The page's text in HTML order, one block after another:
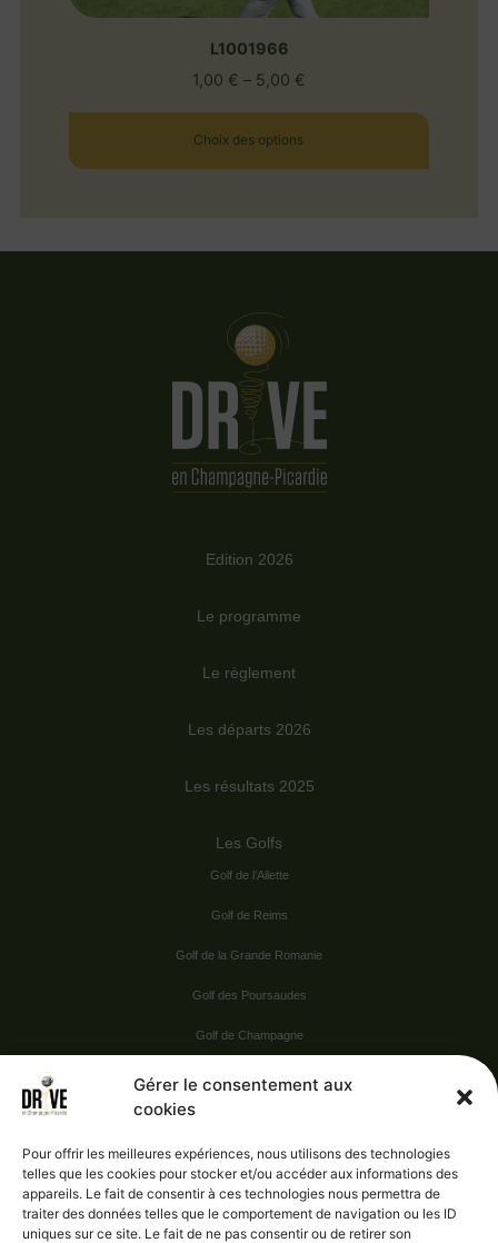
Gérer le consentement aux
cookies
Pour offrir les meilleures expériences, nous utilisons des technologies
telles que les cookies pour stocker et/ou accéder aux informations des
appareils. Le fait de consentir à ces technologies nous permettra de
traiter des données telles que le comportement de navigation ou les ID
uniques sur ce site. Le fait de ne pas consentir ou de retirer son
L1001966
1,00 € – 5,00 €
Choix des options
Edition 2026
Le programme
Le règlement
Les départs 2026
Les résultats 2025
Les Golfs
Golf de l’Ailette
Golf de Reims
Golf de la Grande Romanie
Golf des Poursaudes
Golf de Champagne
Vie pratique